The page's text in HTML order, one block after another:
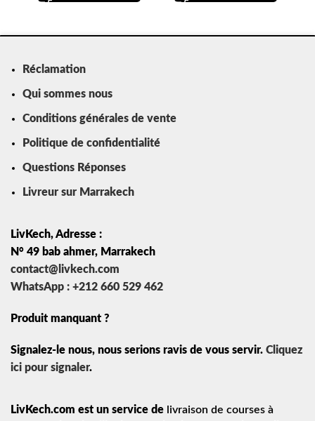
Réclamation
Qui sommes nous
Conditions générales de vente
Politique de confidentialité
Questions Réponses
Livreur sur Marrakech
LivKech, Adresse :
N° 49 bab ahmer, Marrakech
contact@livkech.com
WhatsApp : +212 660 529 462
Produit manquant ?
Signalez-le nous, nous serions ravis de vous servir. Cliquez
ici pour signaler.
LivKech.com est un service de livraison de courses à